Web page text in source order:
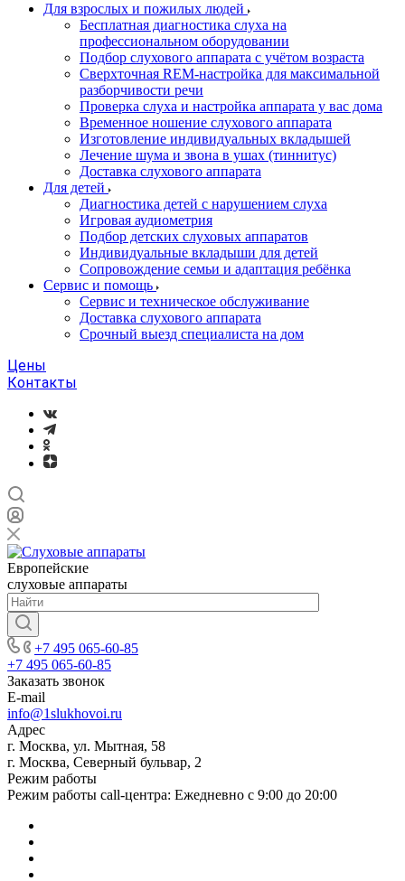
Для взрослых и пожилых людей
Бесплатная диагностика слуха на
профессиональном оборудовании
Подбор слухового аппарата с учётом возраста
Сверхточная REM-настройка для максимальной
разборчивости речи
Проверка слуха и настройка аппарата у вас дома
Временное ношение слухового аппарата
Изготовление индивидуальных вкладышей
Лечение шума и звона в ушах (тиннитус)
Доставка слухового аппарата
Для детей
Диагностика детей с нарушением слуха
Игровая аудиометрия
Подбор детских слуховых аппаратов
Индивидуальные вкладыши для детей
Сопровождение семьи и адаптация ребёнка
Сервис и помощь
Сервис и техническое обслуживание
Доставка слухового аппарата
Срочный выезд специалиста на дом
Цены
Контакты
Европейские
слуховые аппараты
+7 495 065-60-85
+7 495 065-60-85
Заказать звонок
E-mail
info@1slukhovoi.ru
Адрес
г. Москва, ул. Мытная, 58
г. Москва, Северный бульвар, 2
Режим работы
Режим работы call-центра: Ежедневно с 9:00 до 20:00